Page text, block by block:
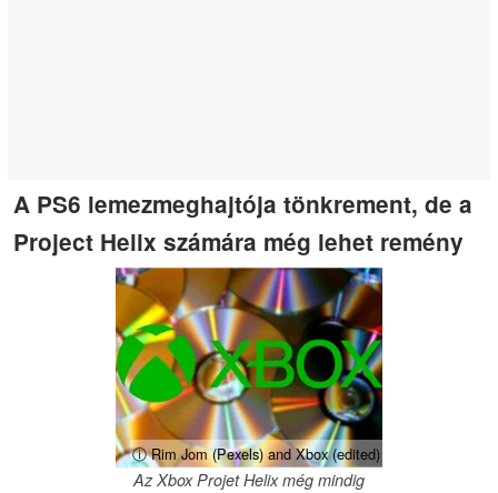
A PS6 lemezmeghajtója tönkrement, de a
Project Helix számára még lehet remény
ⓘ Rim Jom (Pexels) and Xbox (edited)
Az Xbox Projet Helix még mindig